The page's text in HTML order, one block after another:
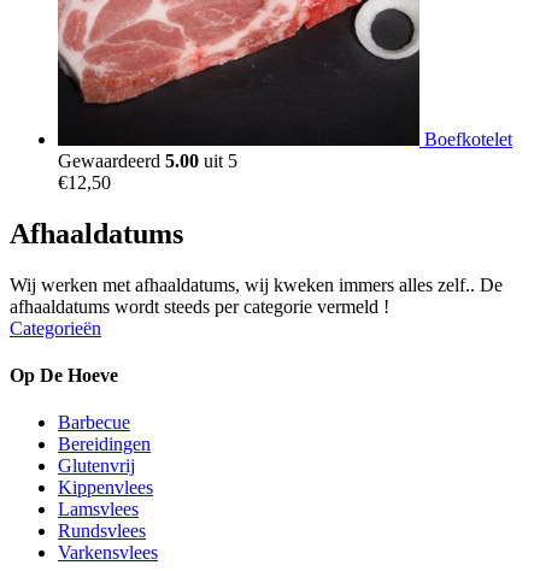
Boefkotelet
Gewaardeerd 5.00 uit 5
€12,50
Afhaaldatums
Wij werken met afhaaldatums, wij kweken immers alles zelf.. De
afhaaldatums wordt steeds per categorie vermeld !
Categorieën
Op De Hoeve
Barbecue
Bereidingen
Glutenvrij
Kippenvlees
Lamsvlees
Rundsvlees
Varkensvlees